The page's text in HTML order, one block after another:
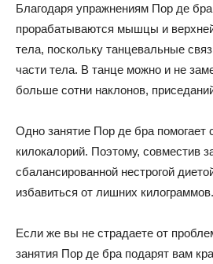
Благодаря упражнениям Пор де
прорабатываются мышцы и
тела, поскольку танцевальные
части тела. В танце можно и не
больше сотни наклонов,
Одно занятие Пор де бра
килокалорий. Поэтому, совместив
сбалансированной нестрогой
избавиться от лишних килограммов.
Если же вы не страдаете от
занятия Пор де бра подарят вам